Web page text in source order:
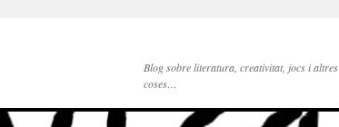
Blog sobre literatura, creativitat, jocs i altres
coses…